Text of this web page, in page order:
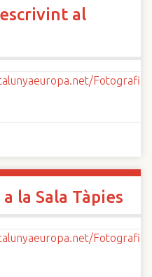
al
la Sala Tàpies